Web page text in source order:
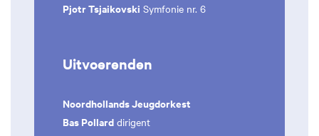
Pjotr Tsjaikovski Symfonie nr. 6
Uitvoerenden
Noordhollands Jeugdorkest
Bas Pollard dirigent